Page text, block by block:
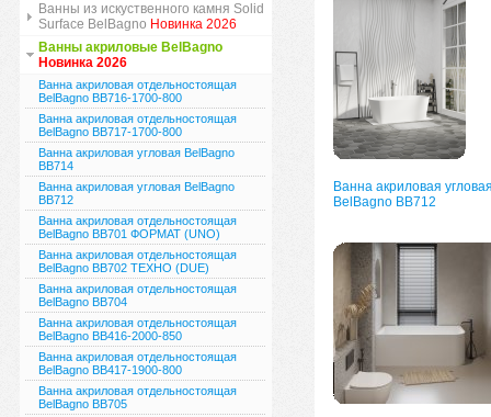
Ванны из искуственного камня Solid
Surface BelBagno Новинка 2026
Ванны акриловые BelBagno
Новинка 2026
Ванна акриловая отдельностоящая
BelBagno BB716-1700-800
Ванна акриловая отдельностоящая
BelBagno BB717-1700-800
Ванна акриловая угловая BelBagno
BB714
Ванна акриловая угловая BelBagno
BB712
Ванна акриловая отдельностоящая
BelBagno BB701 ФОРМАТ (UNO)
Ванна акриловая отдельностоящая
BelBagno BB702 ТЕХНО (DUE)
Ванна акриловая отдельностоящая
BelBagno BB704
Ванна акриловая отдельностоящая
BelBagno BB416-2000-850
Ванна акриловая отдельностоящая
BelBagno BB417-1900-800
Ванна акриловая отдельностоящая
BelBagno BB705
Ванна акриловая
BelBagno BB712